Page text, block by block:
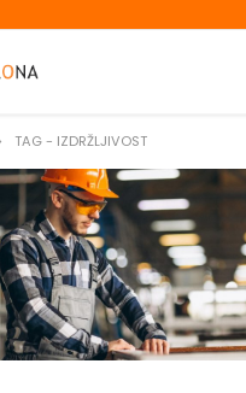
TAG - IZDRŽLJIVOST